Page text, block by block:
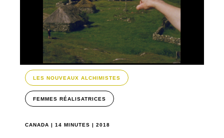
LES NOUVEAUX ALCHIMISTES
FEMMES RÉALISATRICES
CANADA | 14 MINUTES | 2018